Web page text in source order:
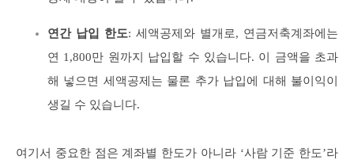
연간 납입 한도: 세액공제와 별개로, 연금저축계좌에는
연 1,800만 원까지 납입할 수 있습니다. 이 금액을 초과
해 넣으면 세액공제는 물론 추가 납입에 대해 불이익이
생길 수 있습니다.
여기서 중요한 점은 계좌별 한도가 아니라 ‘사람 기준 한도’라